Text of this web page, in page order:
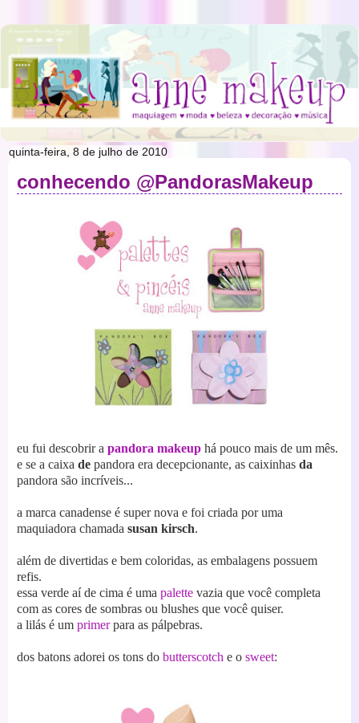
quinta-feira, 8 de julho de 2010
conhecendo @PandorasMakeup
eu fui descobrir a pandora makeup há pouco mais de um mês.
e se a caixa de pandora era decepcionante, as caixinhas da
pandora são incríveis...
a marca canadense é super nova e foi criada por uma
maquiadora chamada susan kirsch.
além de divertidas e bem coloridas, as embalagens possuem
refis.
essa verde aí de cima é uma palette vazia que você completa
com as cores de sombras ou blushes que você quiser.
a lilás é um primerpara as pálpebras.
dos batons adorei os tons do butterscotch e o sweet: